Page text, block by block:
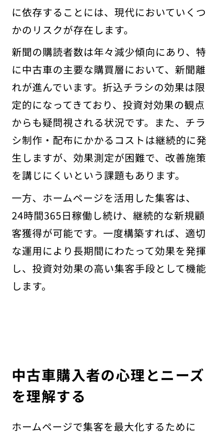
に依存することには、現代においていくつ
かのリスクが存在します。
新聞の購読者数は年々減少傾向にあり、特
に中古車の主要な購買層において、新聞離
れが進んでいます。折込チラシの効果は限
定的になってきており、投資対効果の観点
からも疑問視される状況です。また、チラ
シ制作・配布にかかるコストは継続的に発
生しますが、効果測定が困難で、改善施策
を講じにくいという課題もあります。
一方、ホームページを活用した集客は、
24時間365日稼働し続け、継続的な新規顧
客獲得が可能です。一度構築すれば、適切
な運用により長期間にわたって効果を発揮
し、投資対効果の高い集客手段として機能
します。
中古車購入者の心理とニーズ
を理解する
ホームページで集客を最大化するために